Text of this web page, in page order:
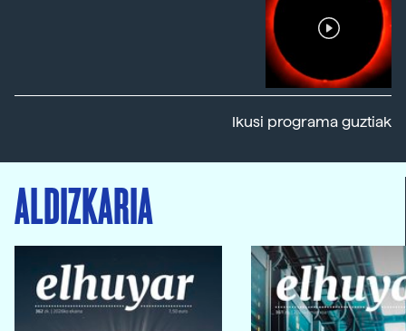
Ikusi programa guztiak
ALDIZKARIA